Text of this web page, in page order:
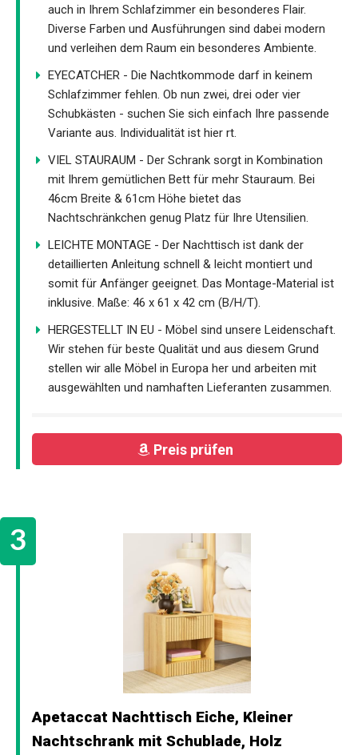
auch in Ihrem Schlafzimmer ein besonderes Flair.
Diverse Farben und Ausführungen sind dabei modern
und verleihen dem Raum ein besonderes Ambiente.
EYECATCHER - Die Nachtkommode darf in keinem
Schlafzimmer fehlen. Ob nun zwei, drei oder vier
Schubkästen - suchen Sie sich einfach Ihre passende
Variante aus. Individualität ist hier rt.
VIEL STAURAUM - Der Schrank sorgt in Kombination
mit Ihrem gemütlichen Bett für mehr Stauraum. Bei
46cm Breite & 61cm Höhe bietet das
Nachtschränkchen genug Platz für Ihre Utensilien.
LEICHTE MONTAGE - Der Nachttisch ist dank der
detaillierten Anleitung schnell & leicht montiert und
somit für Anfänger geeignet. Das Montage-Material ist
inklusive. Maße: 46 x 61 x 42 cm (B/H/T).
HERGESTELLT IN EU - Möbel sind unsere Leidenschaft.
Wir stehen für beste Qualität und aus diesem Grund
stellen wir alle Möbel in Europa her und arbeiten mit
ausgewählten und namhaften Lieferanten zusammen.
Preis prüfen
Apetaccat Nachttisch Eiche, Kleiner
Nachtschrank mit Schublade, Holz